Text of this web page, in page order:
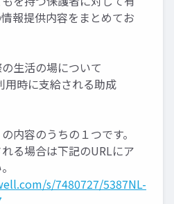
報提供内容をまとめてお
生活の場について
用時に支給される助成
内容のうちの１つです。
る場合は下記のURLにア
s/7480727/5387NL-